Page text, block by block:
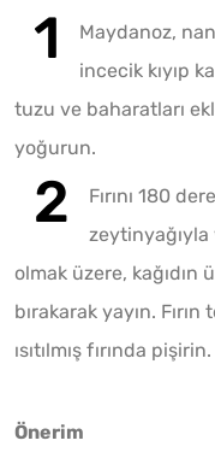
Maydanoz,
incecik kıyıp
tuzu ve baharatları
yoğurun.
Fırını 180
zeytinyağıyla
olmak üzere,
bırakarak yayın.
ısıtılmış fırında pişirin.
Önerim